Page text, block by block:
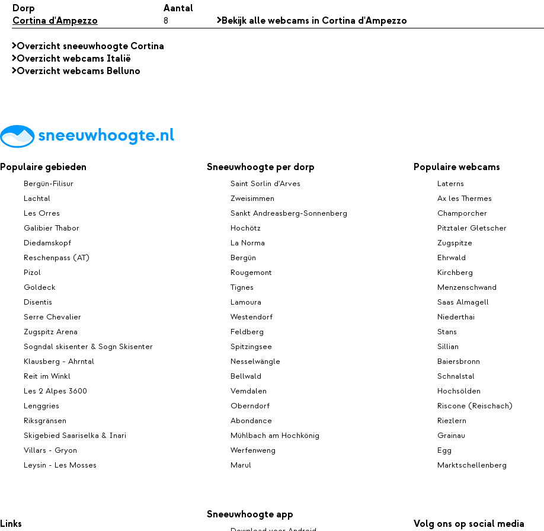
Dorp
Aantal
Cortina d'Ampezzo
8 Bekijk alle webcams in Cortina d'Ampezzo
Overzicht sneeuwhoogte Cortina
Overzicht webcams Italië
Overzicht webcams Belluno
Populaire gebieden
Bergün-Filisur
Lachtal
Les Orres
Galibier Thabor
Diedamskopf
Reschenpass (AT)
Pizol
Goldeck
Disentis
Serre Chevalier
Zugspitz Arena
Sogndal skisenter & Sogn Skisenter
Klausberg - Ahrntal
Reit im Winkl
Les 2 Alpes 3600
Lenggries
Riksgränsen
Skigebied Saariselka & Inari
Villars - Gryon
Leysin - Les Mosses
Sneeuwhoogte per dorp
Saint Sorlin d'Arves
Zweisimmen
Sankt Andreasberg-Sonnenberg
Hochötz
La Norma
Bergün
Rougemont
Tignes
Lamoura
Westendorf
Feldberg
Spitzingsee
Nesselwängle
Bellwald
Vemdalen
Oberndorf
Abondance
Mühlbach am Hochkönig
Werfenweng
Marul
Populaire webcams
Laterns
Ax les Thermes
Champorcher
Pitztaler Gletscher
Zugspitze
Ehrwald
Kirchberg
Menzenschwand
Saas Almagell
Niederthai
Stans
Sillian
Baiersbronn
Schnalstal
Hochsölden
Riscone (Reischach)
Riezlern
Grainau
Egg
Marktschellenberg
Links
Sneeuwhoogte app
Volg ons op social media